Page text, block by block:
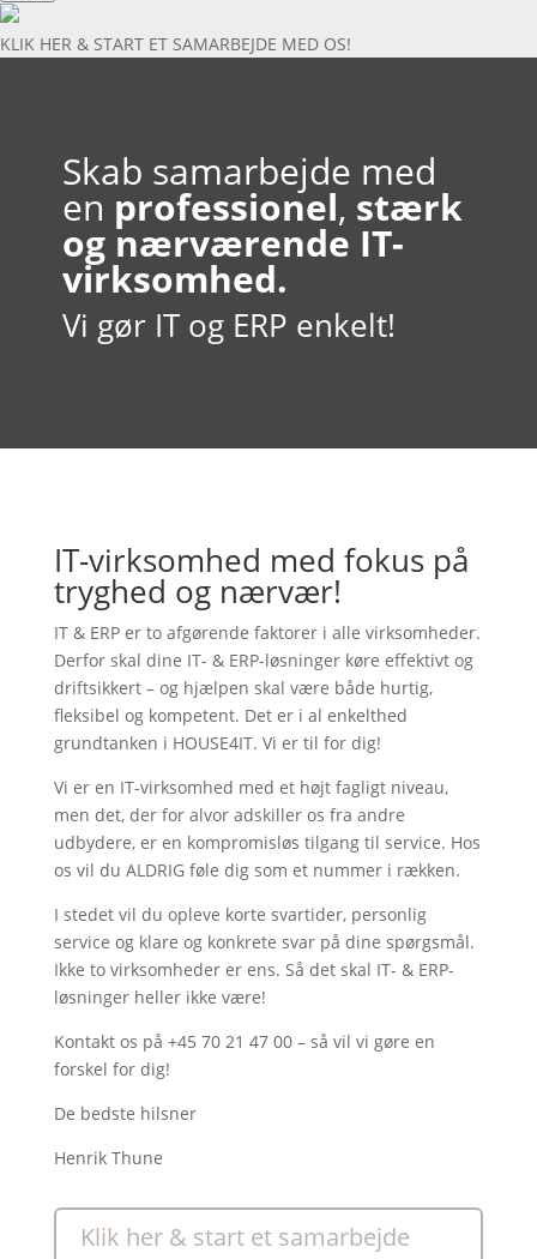
KLIK HER & START ET SAMARBEJDE MED OS!
Skab samarbejde med
en professionel, stærk
og nærværende IT-
virksomhed.
Vi gør IT og ERP enkelt!
IT-virksomhed med fokus på
tryghed og nærvær!
IT & ERP er to afgørende faktorer i alle virksomheder.
Derfor skal dine IT- & ERP-løsninger køre effektivt og
driftsikkert – og hjælpen skal være både hurtig,
fleksibel og kompetent. Det er i al enkelthed
grundtanken i HOUSE4IT. Vi er til for dig!
Vi er en IT-virksomhed med et højt fagligt niveau,
men det, der for alvor adskiller os fra andre
udbydere, er en kompromisløs tilgang til service. Hos
os vil du ALDRIG føle dig som et nummer i rækken.
I stedet vil du opleve korte svartider, personlig
service og klare og konkrete svar på dine spørgsmål.
Ikke to virksomheder er ens. Så det skal IT- & ERP-
løsninger heller ikke være!
Kontakt os på +45 70 21 47 00 – så vil vi gøre en
forskel for dig!
De bedste hilsner
Henrik Thune
Klik her & start et samarbejde